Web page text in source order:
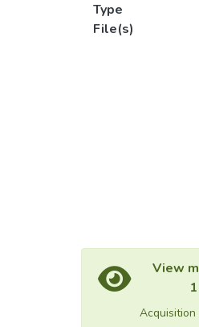
Type
File(s)
View
1
Acquisition